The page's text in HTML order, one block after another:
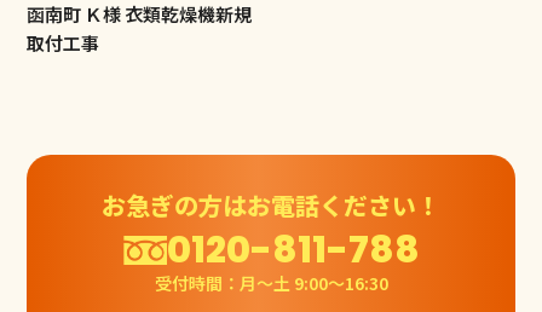
函南町 Ｋ様 衣類乾燥機新規
取付工事
お急ぎの方はお電話ください！
0120-811-788
受付時間：月〜土 9:00〜16:30